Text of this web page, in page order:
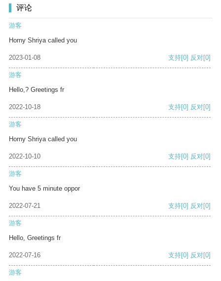
评论
游客
Horny Shriya called you
2023-01-08 支持[0] 反对[0]
游客
Hello,? Greetings fr
2022-10-18 支持[0] 反对[0]
游客
Horny Shriya called you
2022-10-10 支持[0] 反对[0]
游客
You have 5 minute oppor
2022-07-21 支持[0] 反对[0]
游客
Hello, Greetings fr
2022-07-16 支持[0] 反对[0]
游客